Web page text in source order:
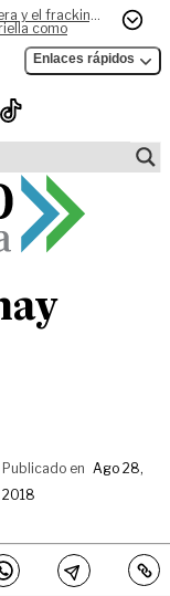
y el fracking,
como
Enlaces rápidos
Publicado en Ago 28,
2018